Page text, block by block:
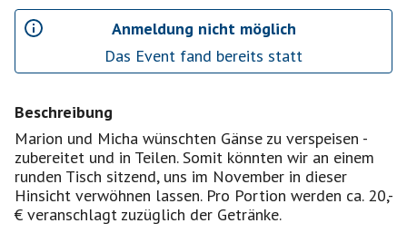
Anmeldung nicht möglich
Das Event fand bereits statt
Beschreibung
Marion und Micha wünschten Gänse zu verspeisen -
zubereitet und in Teilen. Somit könnten wir an einem
runden Tisch sitzend, uns im November in dieser
Hinsicht verwöhnen lassen. Pro Portion werden ca. 20,-
€ veranschlagt zuzüglich der Getränke.